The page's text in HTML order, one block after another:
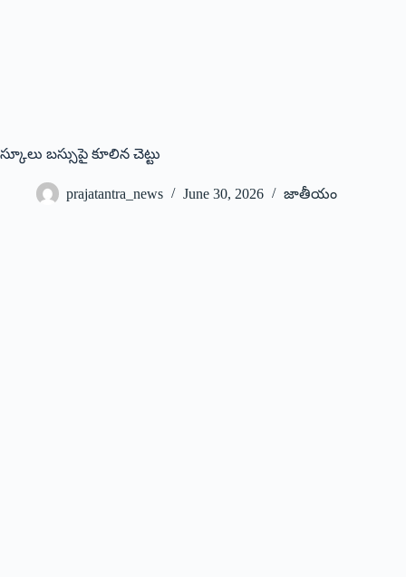
స్కూలు బస్సుపై కూలిన చెట్టు
prajatantra_news June 30, 2026 జాతీయం